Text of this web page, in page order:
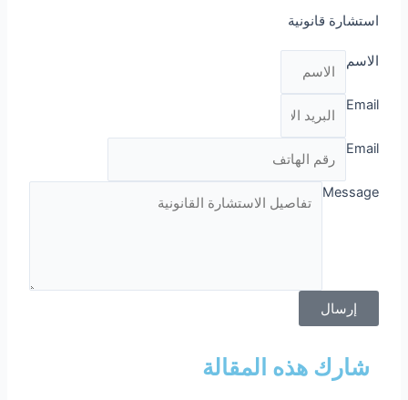
استشارة قانونية
الاسم
Email
Email
Message
إرسال
شارك هذه المقالة